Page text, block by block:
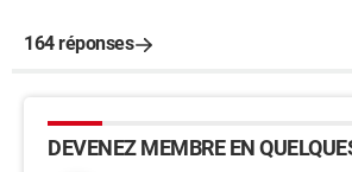
164 réponses
DEVENEZ MEMBRE EN